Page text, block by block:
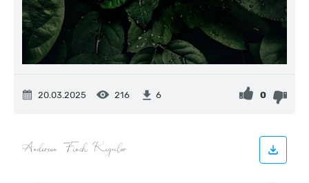
20.03.2025 216 6 0